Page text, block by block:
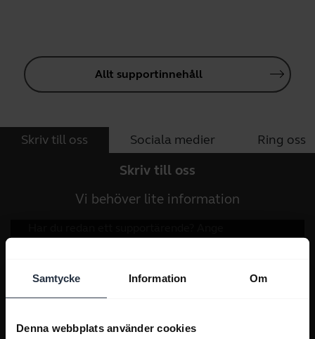
Samtycke Information Om
Denna webbplats använder cookies
Allt supportinnehåll
Skriv till oss Sociala medier Ring oss
Skriv till oss
Vi behöver lite information